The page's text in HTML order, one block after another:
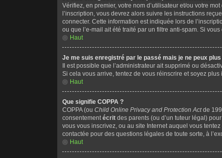
Vérifiez, en premier, votre nom d’utilisateur et/ou votre
l’inscription, vous devrez alors suivre les instructions
connecter. Cette information est indiquée lors de
ou que l’e-mail ait été traité par un filtre anti-spam. Si
Haut
Je me suis enregistré par le passé mais je ne peux
Il est possible que l’administrateur ait supprimé ou
Si cela vous arrive, tentez de vous réinscrire et soyez plus
Haut
Que signifie COPPA ?
COPPA (ouChild Online Privacy and Protection Actde
consentementécrit des parents (ou d’un tuteur légal)
vous vous inscrivez, ou au site Internet auquel vous
contactée pour des questions légales de toute sorte, à
Haut